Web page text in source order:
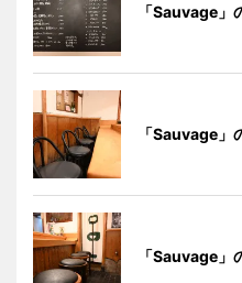
「Sauvage」
「Sauvage」
「Sauvage」